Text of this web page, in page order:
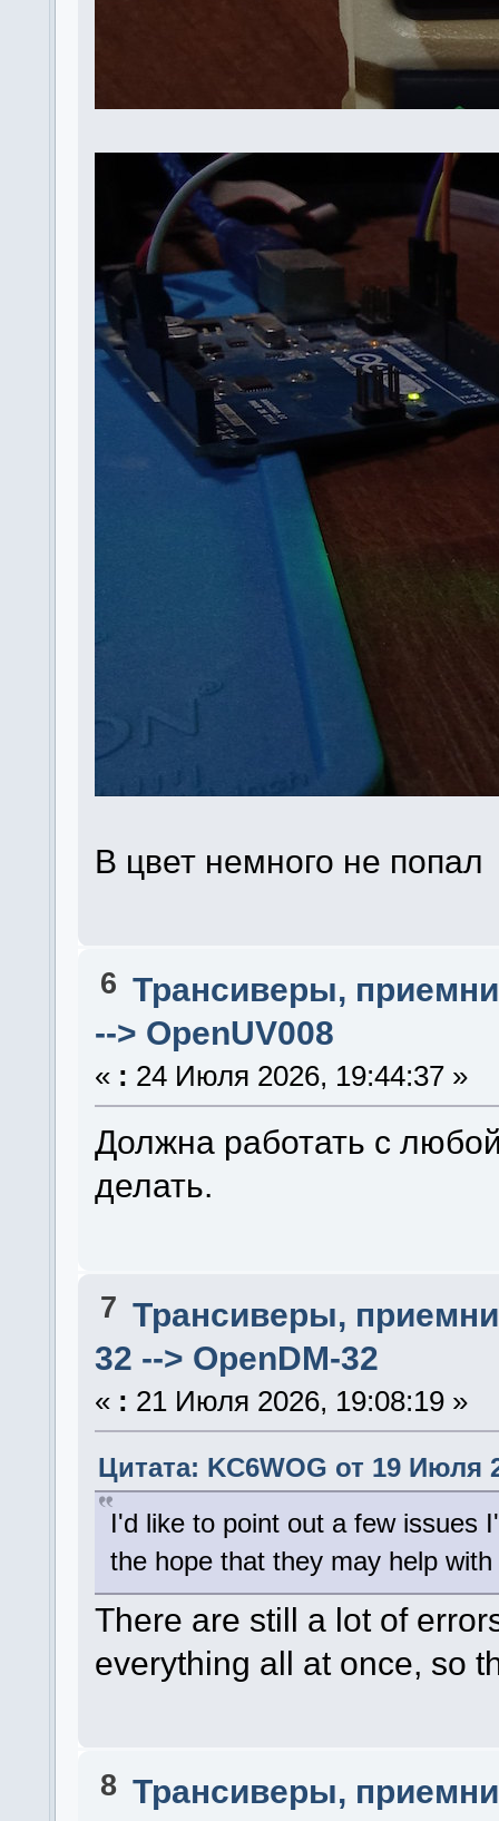
В цвет немного не
6 Трансиверы,
--> OpenUV008
« : 24 Июля 2026, 19:44:37 »
Должна работать с
делать.
7 Трансиверы,
32 --> OpenDM-32
« : 21 Июля 2026, 19:08:19 »
Цитата: KC6WOG от 19 Июля
I'd like to point out a few issues
the hope that they may help
There are still a lot of
everything all at once, so
8 Трансиверы,